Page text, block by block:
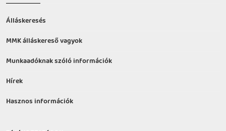
Álláskeresés
MMK álláskereső vagyok
Munkaadóknak szóló információk
Hírek
Hasznos információk